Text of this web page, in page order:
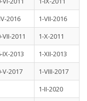
2016
1-VII-2016
VII-2011
1-X-2011
IX-2013
1-XII-2013
V-2017
1-VIII-2017
1-II-2020